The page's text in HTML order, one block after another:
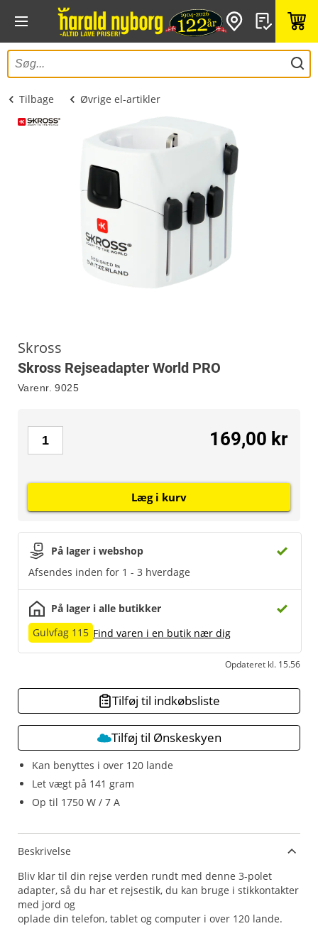
Tilbage Øvrige el-artikler
Skross
Skross Rejseadapter World PRO
Varenr. 9025
Kan benyttes i over 120 lande
Let vægt på 141 gram
Op til 1750 W / 7 A
På lager i webshop
Afsendes inden for 1 - 3 hverdage
På lager i alle butikker
Gulvfag 115 Find varen i en butik nær dig
Opdateret kl. 15.56
169,00 kr
Læg i kurv
Tilføj til indkøbsliste
Tilføj til Ønskeskyen
Beskrivelse
Bliv klar til din rejse verden rundt med denne 3-polet
adapter, så du har et rejsestik, du kan bruge i stikkontakter
med jord og
oplade din telefon, tablet og computer i over 120 lande.